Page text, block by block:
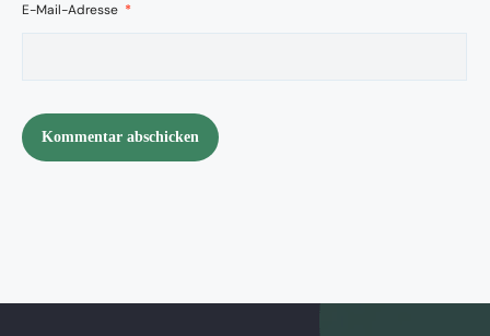
E-Mail-Adresse *